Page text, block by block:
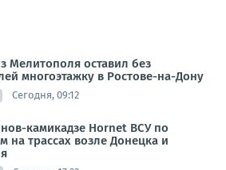
Мелитополя оставил без
многоэтажку в Ростове-на-Дону
Сегодня, 09:12
камикадзе Hornet ВСУ по
на трассах возле Донецка и